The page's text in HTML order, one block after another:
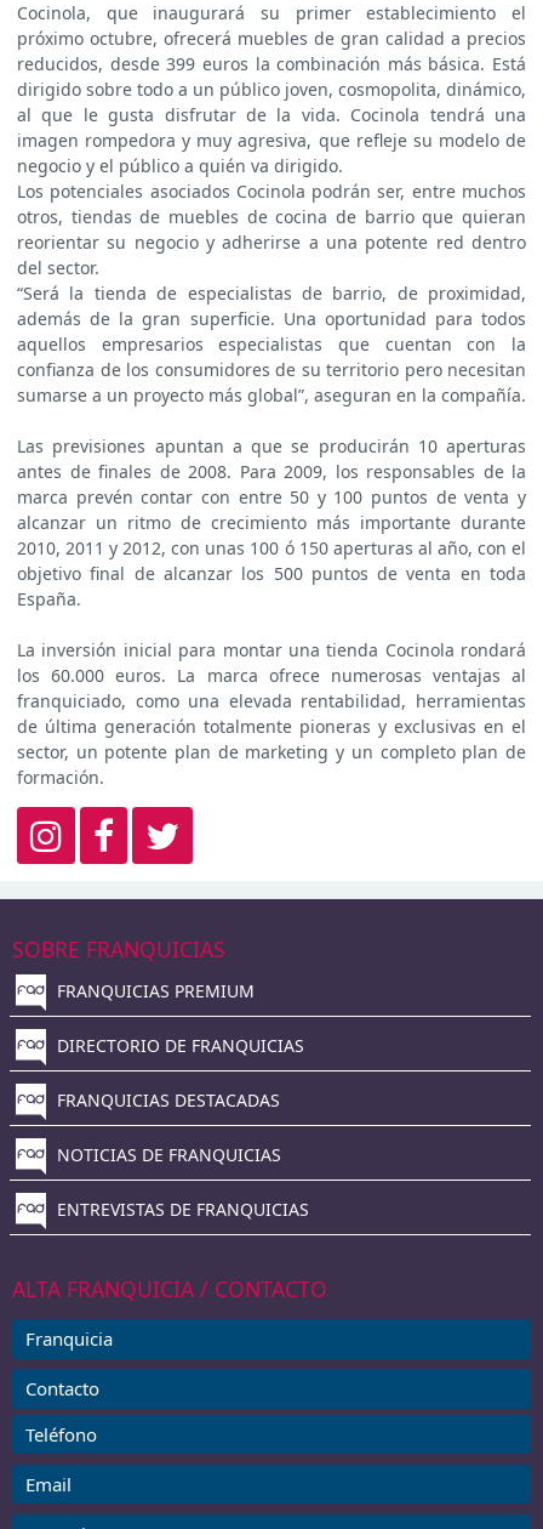
Cocinola, que inaugurará su primer establecimiento el
próximo octubre, ofrecerá muebles de gran calidad a precios
reducidos, desde 399 euros la combinación más básica. Está
dirigido sobre todo a un público joven, cosmopolita, dinámico,
al que le gusta disfrutar de la vida. Cocinola tendrá una
imagen rompedora y muy agresiva, que refleje su modelo de
negocio y el público a quién va dirigido.
Los potenciales asociados Cocinola podrán ser, entre muchos
otros, tiendas de muebles de cocina de barrio que quieran
reorientar su negocio y adherirse a una potente red dentro
del sector.
“Será la tienda de especialistas de barrio, de proximidad,
además de la gran superficie. Una oportunidad para todos
aquellos empresarios especialistas que cuentan con la
confianza de los consumidores de su territorio pero necesitan
sumarse a un proyecto más global”, aseguran en la compañía.
Las previsiones apuntan a que se producirán 10 aperturas
antes de finales de 2008. Para 2009, los responsables de la
marca prevén contar con entre 50 y 100 puntos de venta y
alcanzar un ritmo de crecimiento más importante durante
2010, 2011 y 2012, con unas 100 ó 150 aperturas al año, con el
objetivo final de alcanzar los 500 puntos de venta en toda
España.
La inversión inicial para montar una tienda Cocinola rondará
los 60.000 euros. La marca ofrece numerosas ventajas al
franquiciado, como una elevada rentabilidad, herramientas
de última generación totalmente pioneras y exclusivas en el
sector, un potente plan de marketing y un completo plan de
formación.
SOBRE FRANQUICIAS
FRANQUICIAS PREMIUM
DIRECTORIO DE FRANQUICIAS
FRANQUICIAS DESTACADAS
NOTICIAS DE FRANQUICIAS
ENTREVISTAS DE FRANQUICIAS
ALTA FRANQUICIA / CONTACTO